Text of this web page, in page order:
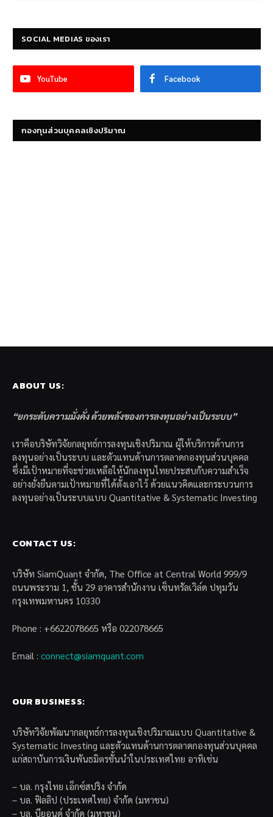
SOCIAL MEDIAS ของเรา
YouTube Facebook
กองทุนส่วนบุคคลเชิงปริมาณ
ABOUT US:
“ยกระดับความมั่งคั่ง ด้วยพลังของการลงทุนอย่างเป็นระบบ”
เราคือบริษัทวิจัยกลยุทธ์การลงทุนเชิงปริมาณ ผู้ให้บริการด้านการ
ลงทุนอย่างเป็นระบบ และตัวแทนด้านการตลาดกองทุนส่วนบุคคล
ซึ่งมีเป้าหมายที่จะช่วยเหลือให้นักลงทุนไทยประสบกับความสำเร็จ
อย่างยั่งยืนตามเป้าหมายที่ได้ตั้งเอาไว้ ด้วยแนวคิดและกระบวนการ
ลงทุนอย่างเป็นระบบแบบ Quantitative & Systematic Investing
CONTACT US:
บริษัท SiamQuant จำกัด, The Office at Central World 999/9
ถนนพระราม 1, ชั้น 29 อาคารสำนักงาน เซ็นทรัลเวิล์ด ปทุมวัน
กรุงเทพมหานคร 10330
Phone : +6622078665 หรือ 022078665
Email : connect@siamquant.com
OUR BUSINESS:
บริษัทวิจัยพัฒนากลยุทธ์การลงทุนเชิงปริมาณแบบ Quantitative &
Systematic Investing และตัวแทนด้านการตลาดกองทุนส่วนบุคคล
แก่สถาบันการเงินพันธมิตรชั้นนำในประเทศไทย อาทิเช่น
– บล. กรุงไทย เอ็กซ์สปริง จำกัด
– บล. ฟิลลิป (ประเทศไทย) จำกัด (มหาชน)
– บล. บียอนด์ จำกัด (มหาชน)